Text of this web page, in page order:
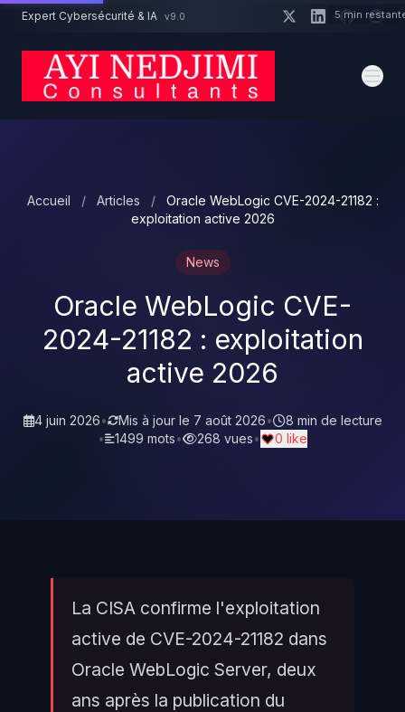
Aller au contenu principal
Expert Cybersécurité & IA v9.0
Accueil / Articles /
Oracle WebLogic CVE-2024-21182 :
exploitation active 2026
News
Oracle WebLogic CVE-
2024-21182 : exploitation
active 2026
4 juin 2026• Mis à jour le 7 août 2026•
8 min de lecture
•
1499 mots• 268 vues• 0 like
La CISA confirme l'exploitation
active de CVE-2024-21182 dans
Oracle WebLogic Server, deux
ans après la publication du
Un projet cybersécurité ? 5 min